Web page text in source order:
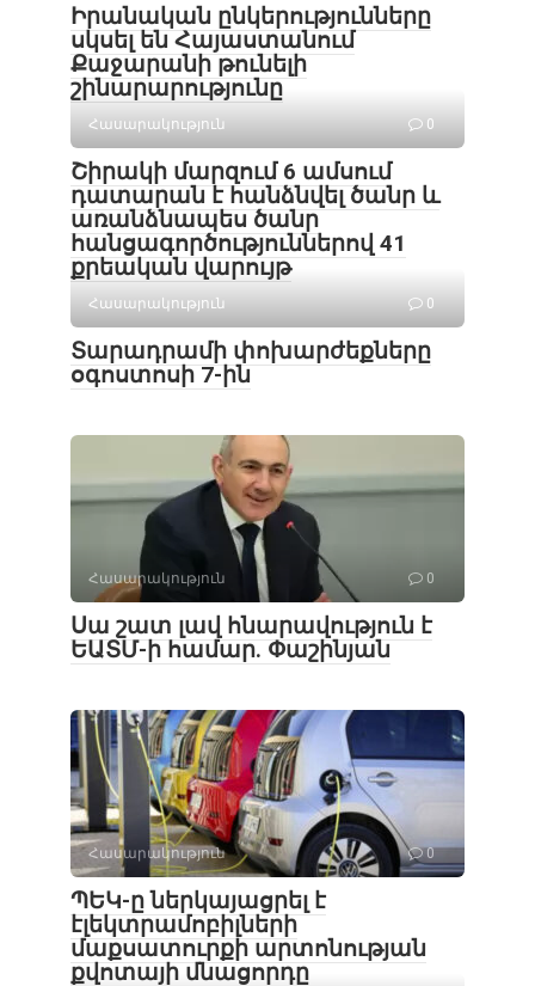
Իրանական ընկերությունները
սկսել են Հայաստանում
Քաջարանի թունելի
շինարարությունը
Հասարակություն 0
Շիրակի մարզում 6 ամսում
դատարան է հանձնվել ծանր և
առանձնապես ծանր
հանցագործություններով 41
քրեական վարույթ
Հասարակություն 0
Տարադրամի փոխարժեքները
օգոստոսի 7-ին
Հասարակություն 0
Սա շատ լավ հնարավություն է
ԵԱՏՄ-ի համար. Փաշինյան
Հասարակություն 0
ՊԵԿ-ը ներկայացրել է
էլեկտրամոբիլների
մաքսատուրքի արտոնության
քվոտայի մնացորդը